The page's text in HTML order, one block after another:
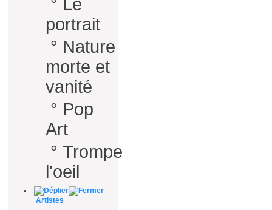
° Le
portrait
° Nature
morte et
vanité
° Pop
Art
° Trompe
l'oeil
Artistes